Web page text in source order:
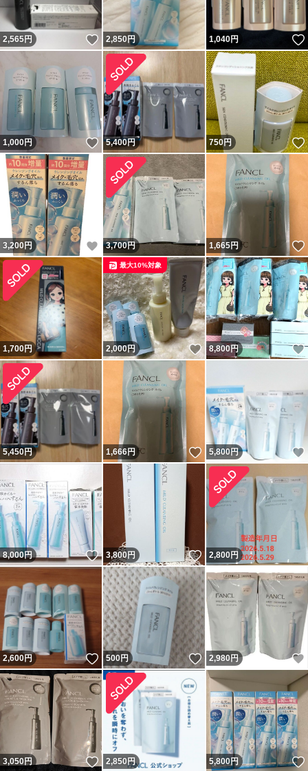
2,565円 いいね！
2,850円 1,040円
1,000円 いいね！
5,400円 750円
3,200円 いいね！
3,700円 1,665円
1,700円 2,000円 いいね！
最大10%対象
8,800円
5,450円 1,666円 いいね！
5,800円
8,000円 いいね！
3,800円 いいね！
2,800円
2,600円 いいね！
500円 いいね！
2,980円
3,050円 いいね！
2,850 円 5,800円